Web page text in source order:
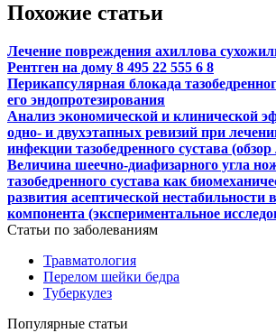
Похожие статьи
Лечение повреждения ахиллова
Рентген на дому 8 495 22 555 6 8
Перикапсулярная блокада
его эндопротезирования
Анализ экономической и клинической
одно- и двухэтапных ревизий при
инфекции тазобедренного сустава
Величина шеечно-диафизарного угла
тазобедренного сустава как
развития асептической нестабильности
компонента (экспериментальное
Статьи по заболеваниям
Травматология
Перелом шейки бедра
Туберкулез
Популярные статьи